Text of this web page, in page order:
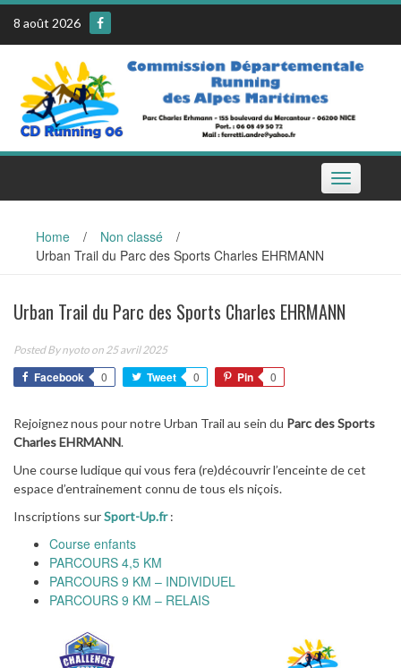
Skip
content
8 août 2026
Toggle
navigation
Home / Non classé
/
Urban Trail du Parc des Sports Charles EHRMANN
Urban Trail du Parc des Sports Charles EHRMANN
Posted Bynyoto on 25 avril 2025
Facebook 0 Tweet 0 Pin 0
Rejoignez nous pour notre Urban Trail au sein du Parc des Sports
Charles EHRMANN.
Une course ludique qui vous fera (re)découvrir l’enceinte de cet
espace d’entrainement connu de tous els niçois.
Inscriptions surSport-Up.fr:
Course enfants
PARCOURS 4,5 KM
PARCOURS 9 KM – INDIVIDUEL
PARCOURS 9 KM – RELAIS